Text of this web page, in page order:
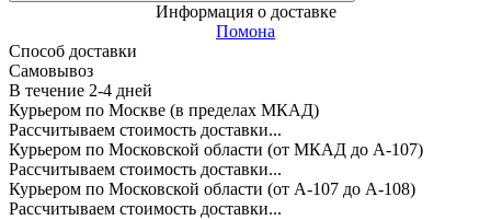
Информация о доставке
Помона
Способ доставки
Самовывоз
В течение 2-4 дней
Курьером по Москве (в пределах МКАД)
Рассчитываем стоимость доставки...
Курьером по Московской области (от МКАД до А-107)
Рассчитываем стоимость доставки...
Курьером по Московской области (от А-107 до А-108)
Рассчитываем стоимость доставки...